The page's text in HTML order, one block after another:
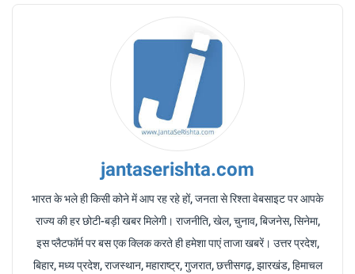
jantaserishta.com
भारत के भले ही किसी कोने में आप रह रहे हों, जनता से रिश्ता वेबसाइट पर आपके
राज्य की हर छोटी-बड़ी खबर मिलेगी। राजनीति, खेल, चुनाव, बिजनेस, सिनेमा,
इस प्लैटफॉर्म पर बस एक क्लिक करते ही हमेशा पाएं ताजा खबरें। उत्तर प्रदेश,
बिहार, मध्य प्रदेश, राजस्थान, महाराष्ट्र, गुजरात, छत्तीसगढ़, झारखंड, हिमाचल